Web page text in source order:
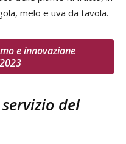
melo e uva da tavola.
e innovazione
del